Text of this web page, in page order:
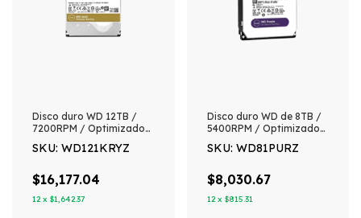
Disco duro WD 12TB /
7200RPM / Optimizado
HelioSeal
SKU: WD121KRYZ
$16,177.04
12 x $1,642.37
Disco duro WD de 8TB /
5400RPM / Optimizado
SKU: WD81PURZ
$8,030.67
12 x $815.31